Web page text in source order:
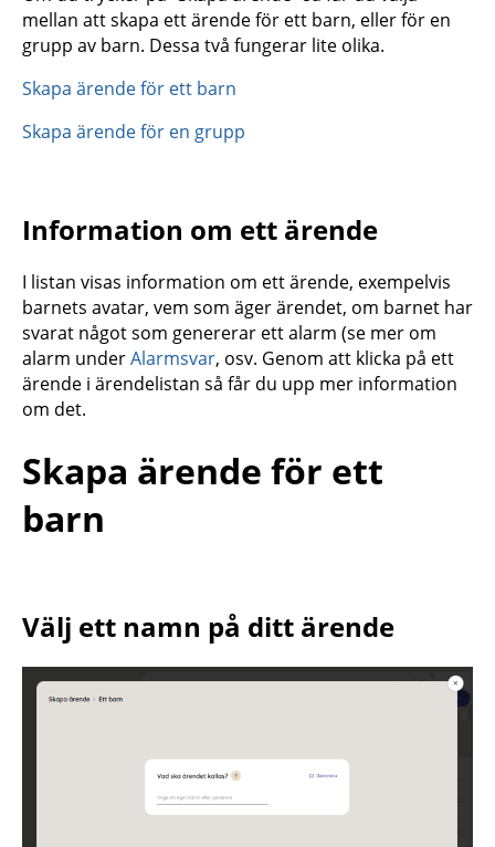
mellan att skapa ett ärende för ett barn, eller för en
grupp av barn. Dessa två fungerar lite olika.
Skapa ärende för ett barn
Skapa ärende för en grupp
Information om ett ärende
I listan visas information om ett ärende, exempelvis
barnets avatar, vem som äger ärendet, om barnet har
svarat något som genererar ett alarm (se mer om
alarm underAlarmsvar, osv. Genom att klicka på ett
ärende i ärendelistan så får du upp mer information
om det.
Skapa ärende för ett
barn
Välj ett namn på ditt ärende